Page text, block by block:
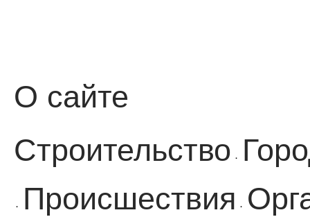
О сайте
Строительство ·
· Происшествия ·